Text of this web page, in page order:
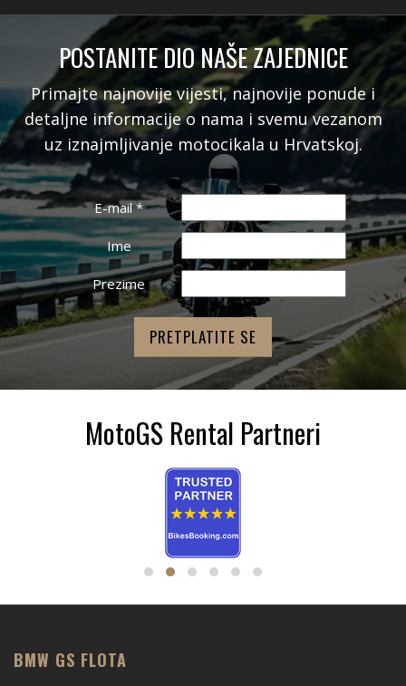
POSTANITE DIO NAŠE ZAJEDNICE
Primajte najnovije vijesti, najnovije ponude i
detaljne informacije o nama i svemu vezanom
uz iznajmljivanje motocikala u Hrvatskoj.
E-mail*
Ime
Prezime
MotoGS Rental Partneri
BMW GS FLOTA